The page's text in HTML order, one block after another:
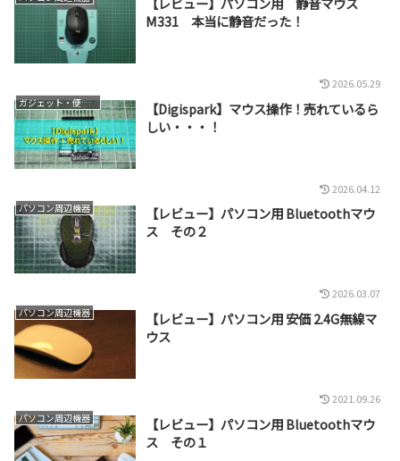
M331 本当に静音だった！
2026.05.29
ガジェット・便利グッズ
【Digispark】マウス操作！売れているら
しい・・・！
2026.04.12
パソコン周辺機器
【レビュー】パソコン用 Bluetoothマウ
ス その２
2026.03.07
パソコン周辺機器
【レビュー】パソコン用 安価 2.4G無線マ
ウス
2021.09.26
パソコン周辺機器
【レビュー】パソコン用 Bluetoothマウ
ス その１